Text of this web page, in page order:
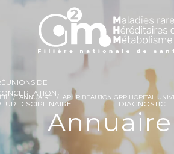
DE
DIAGNOSTIC
Annuaire
/ ANNUAIRE / APHP BEAUJON GRP HOPITAL